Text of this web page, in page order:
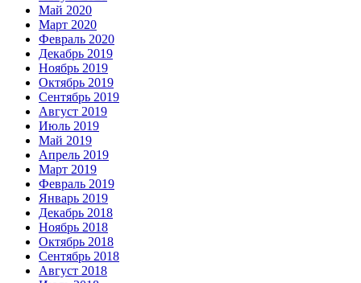
Май 2020
Март 2020
Февраль 2020
Декабрь 2019
Ноябрь 2019
Октябрь 2019
Сентябрь 2019
Август 2019
Июль 2019
Май 2019
Апрель 2019
Март 2019
Февраль 2019
Январь 2019
Декабрь 2018
Ноябрь 2018
Октябрь 2018
Сентябрь 2018
Август 2018